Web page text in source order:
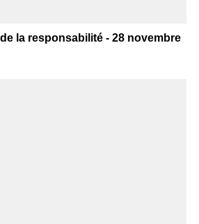
la responsabilité - 28 novembre